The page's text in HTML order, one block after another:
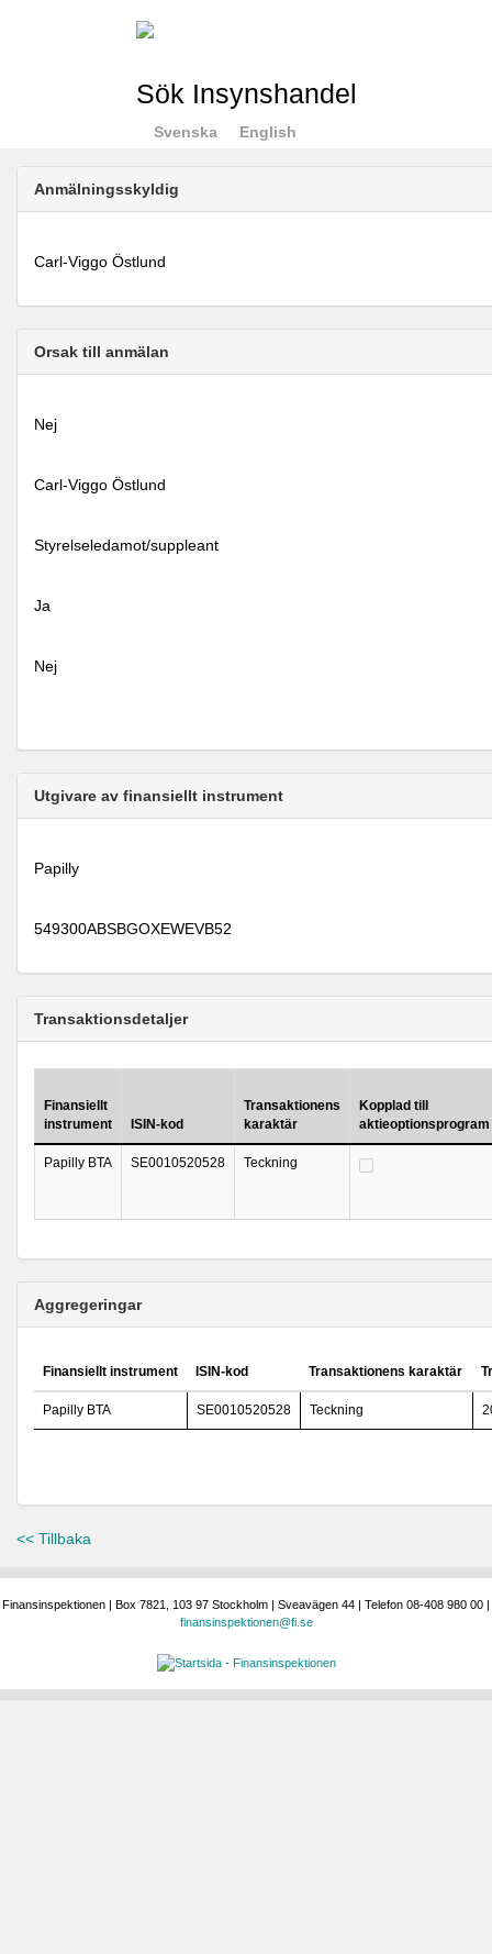
Sök Insynshandel
Svenska English
Anmälningsskyldig
Carl-Viggo Östlund
Orsak till anmälan
Nej
Carl-Viggo Östlund
Styrelseledamot/suppleant
Ja
Nej
Utgivare av finansiellt instrument
Papilly
549300ABSBGOXEWEVB52
Transaktionsdetaljer
Finansiellt
instrument
ISIN-kod
Transaktionens
karaktär
Kopplad till
aktieoptionsprogram
Papilly BTA SE0010520528 Teckning
Aggregeringar
Finansiellt instrument ISIN-kod Transaktionens karaktär
Papilly BTA SE0010520528 Teckning
<< Tillbaka
Finansinspektionen | Box 7821, 103 97 Stockholm | Sveavägen 44 | Telefon 08-408 980 00 |
finansinspektionen@fi.se